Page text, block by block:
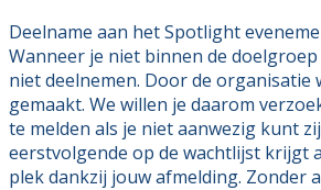
Deelname aan het Spotlight
Wanneer je niet binnen de
niet deelnemen. Door de organisatie
gemaakt. We willen je daarom
te melden als je niet aanwezig kunt
eerstvolgende op de wachtlijst krijgt
plek dankzij jouw afmelding. Zonder